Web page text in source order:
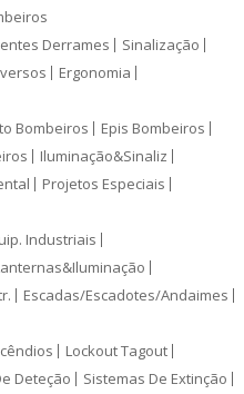
Derrames
Sinalização
Ergonomia
Bombeiros
Epis Bombeiros
Iluminação&Sinaliz
Projetos Especiais
Industriais
Escadas/Escadotes/Andaimes
Lockout Tagout
Deteção
Sistemas De Extinção